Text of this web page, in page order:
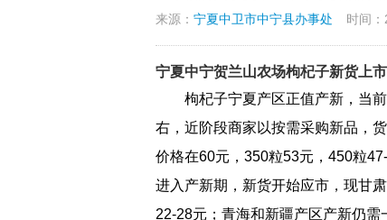
来源： 宁夏中卫市中宁县办事处 时间
宁夏中宁贺兰山农场枸杞子新货上市
枸杞子宁夏产区正值产新，当
右，近阶段商家以按需采购新品，
价格在60元，350粒53元，450粒
进入产新期，新货开始应市，现甘
22-28元；青海和新疆产区产新仍